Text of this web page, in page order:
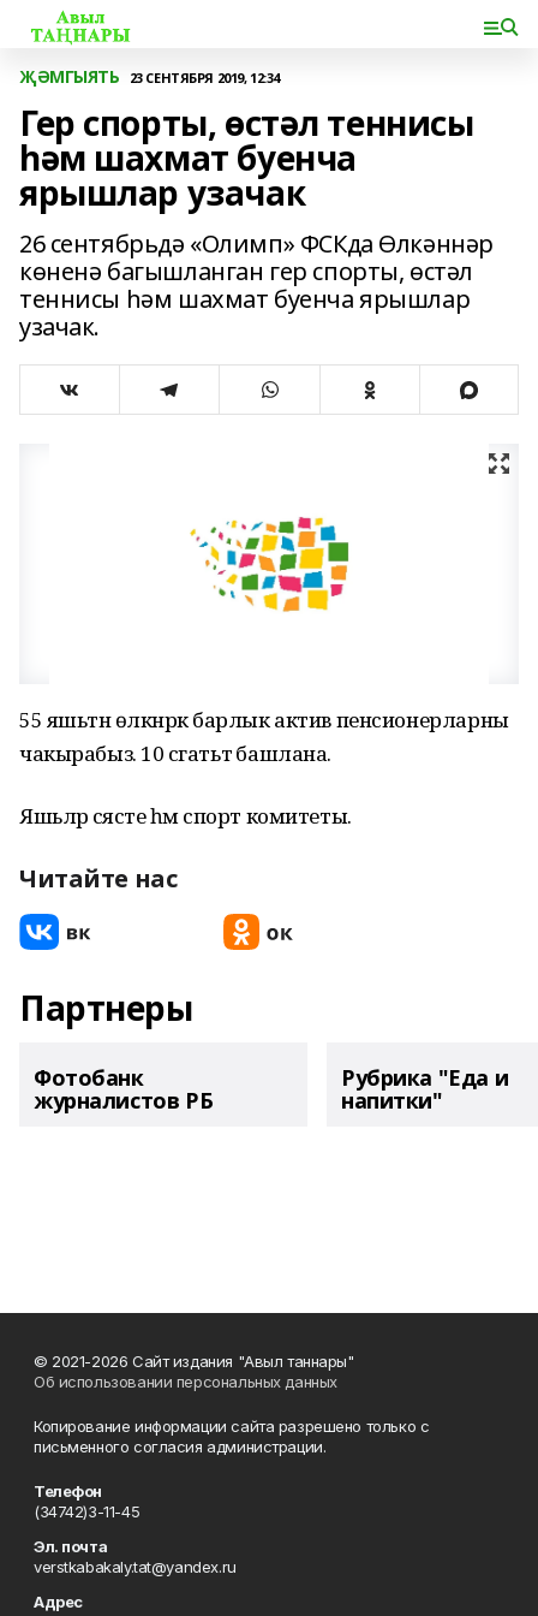
ҖӘМГЫЯТЬ 23 СЕНТЯБРЯ 2019, 12:34
Гер спорты, өстәл теннисы
һәм шахмат буенча
ярышлар узачак
26 сентябрьдә «Олимп» ФСКда Өлкәннәр
көненә багышланган гер спорты, өстәл
теннисы һәм шахмат буенча ярышлар
узачак.
55 яшьтән өлкәнрәк барлык актив пенсионерларны
чакырабыз. 10 сәгатьтә башлана.
Яшьләр сәясәте һәм спорт комитеты.
Читайте нас
Партнеры
Фотобанк
журналистов РБ
Рубрика "Еда и
напитки"
© 2021-2026 Сайт издания "Авыл таннары"
Об использовании персональных данных
Копирование информации сайта разрешено только с
письменного согласия администрации.
Телефон
(34742)3-11-45
Эл. почта
verstkabakaly.tat@yandex.ru
Адрес